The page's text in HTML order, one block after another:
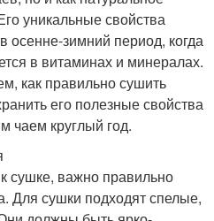
уникальные свойства
зимний период, когда
в витаминах и минералах.
как правильно сушить
его полезные свойства
чаем круглый год.
сушке, важно правильно
Для сушки подходят спелые,